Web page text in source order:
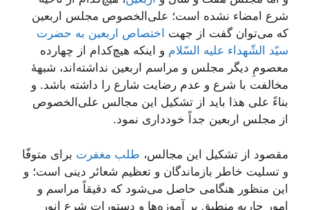
شرع امضاء نشده است؛ علی‌الخصوص مجلس اربعین
که می‌توان گفت از جهت اختصاص اربعین به حضرت
سیّد الشّهداء علیه السّلام و اینکه هیچ‌کدام از چهارده
معصومِ دیگر مجلس و مراسم اربعین نداشته‌اند، شبهۀ
مخالفت با شرع و عدم رضایت شارع را داشته باشد. و
بناءً علی هذا باید از تشکیل این مجالس علی‌الخصوص
از مجلس اربعین جداً خودداری نمود.
مقصود از تشکیل این مجالس، طلب مغفرت برای متوفّا
و تسلیت خاطر بازماندگان و تعظیم شعائر دینی است؛ و
این منظور هنگامی حاصل می‌شود که دقیقاً مراسم و
امور جاریه منطبق بر آموزه‌ها و دستورات شرع انور